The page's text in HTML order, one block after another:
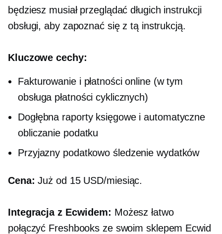
będziesz musiał przeglądać długich instrukcji
obsługi, aby zapoznać się z tą instrukcją.
Kluczowe cechy:
Fakturowanie i płatności online (w tym
obsługa płatności cyklicznych)
Dogłębna raporty księgowe i automatyczne
obliczanie podatku
Przyjazny podatkowo śledzenie wydatków
Cena:Już od 15 USD/miesiąc.
Integracja z Ecwidem: Możesz łatwo
połączyć Freshbooks ze swoim sklepem Ecwid